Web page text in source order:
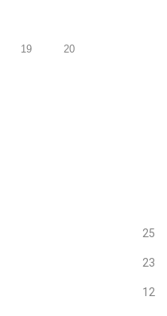
19 20
25
23
12